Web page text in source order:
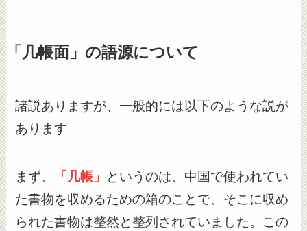
「几帳面」の語源について
諸説ありますが、一般的には以下のような説が
あります。
まず、 「几帳」
というのは、中国で使われてい
た書物を収めるための箱のことで、そこに収め
られた書物は整然と整列されていました。この